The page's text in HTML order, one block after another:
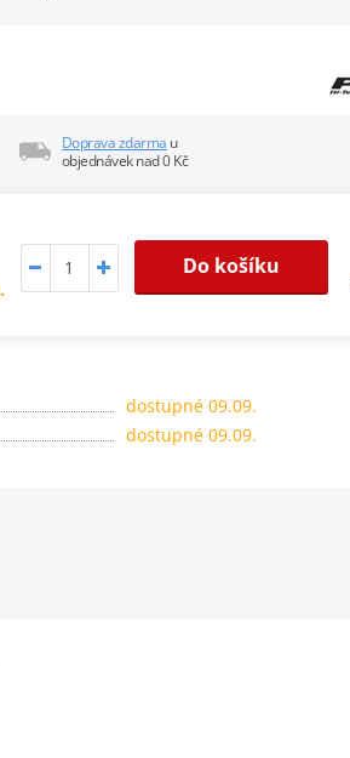
Doprava zdarma u
objednávek nad 0 Kč
Do košíku
dostupné 09.09.
dostupné 09.09.